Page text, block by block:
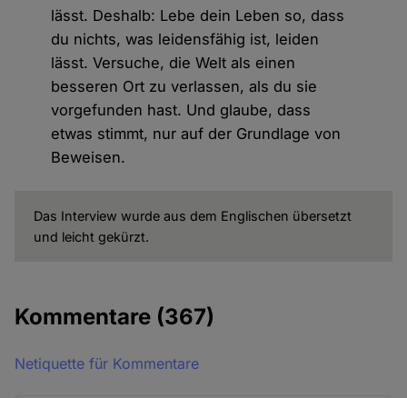
lässt. Deshalb: Lebe dein Leben so, dass
du nichts, was leidensfähig ist, leiden
lässt. Versuche, die Welt als einen
besseren Ort zu verlassen, als du sie
vorgefunden hast. Und glaube, dass
etwas stimmt, nur auf der Grundlage von
Beweisen.
Das Interview wurde aus dem Englischen übersetzt
und leicht gekürzt.
Kommentare (367)
Netiquette für Kommentare